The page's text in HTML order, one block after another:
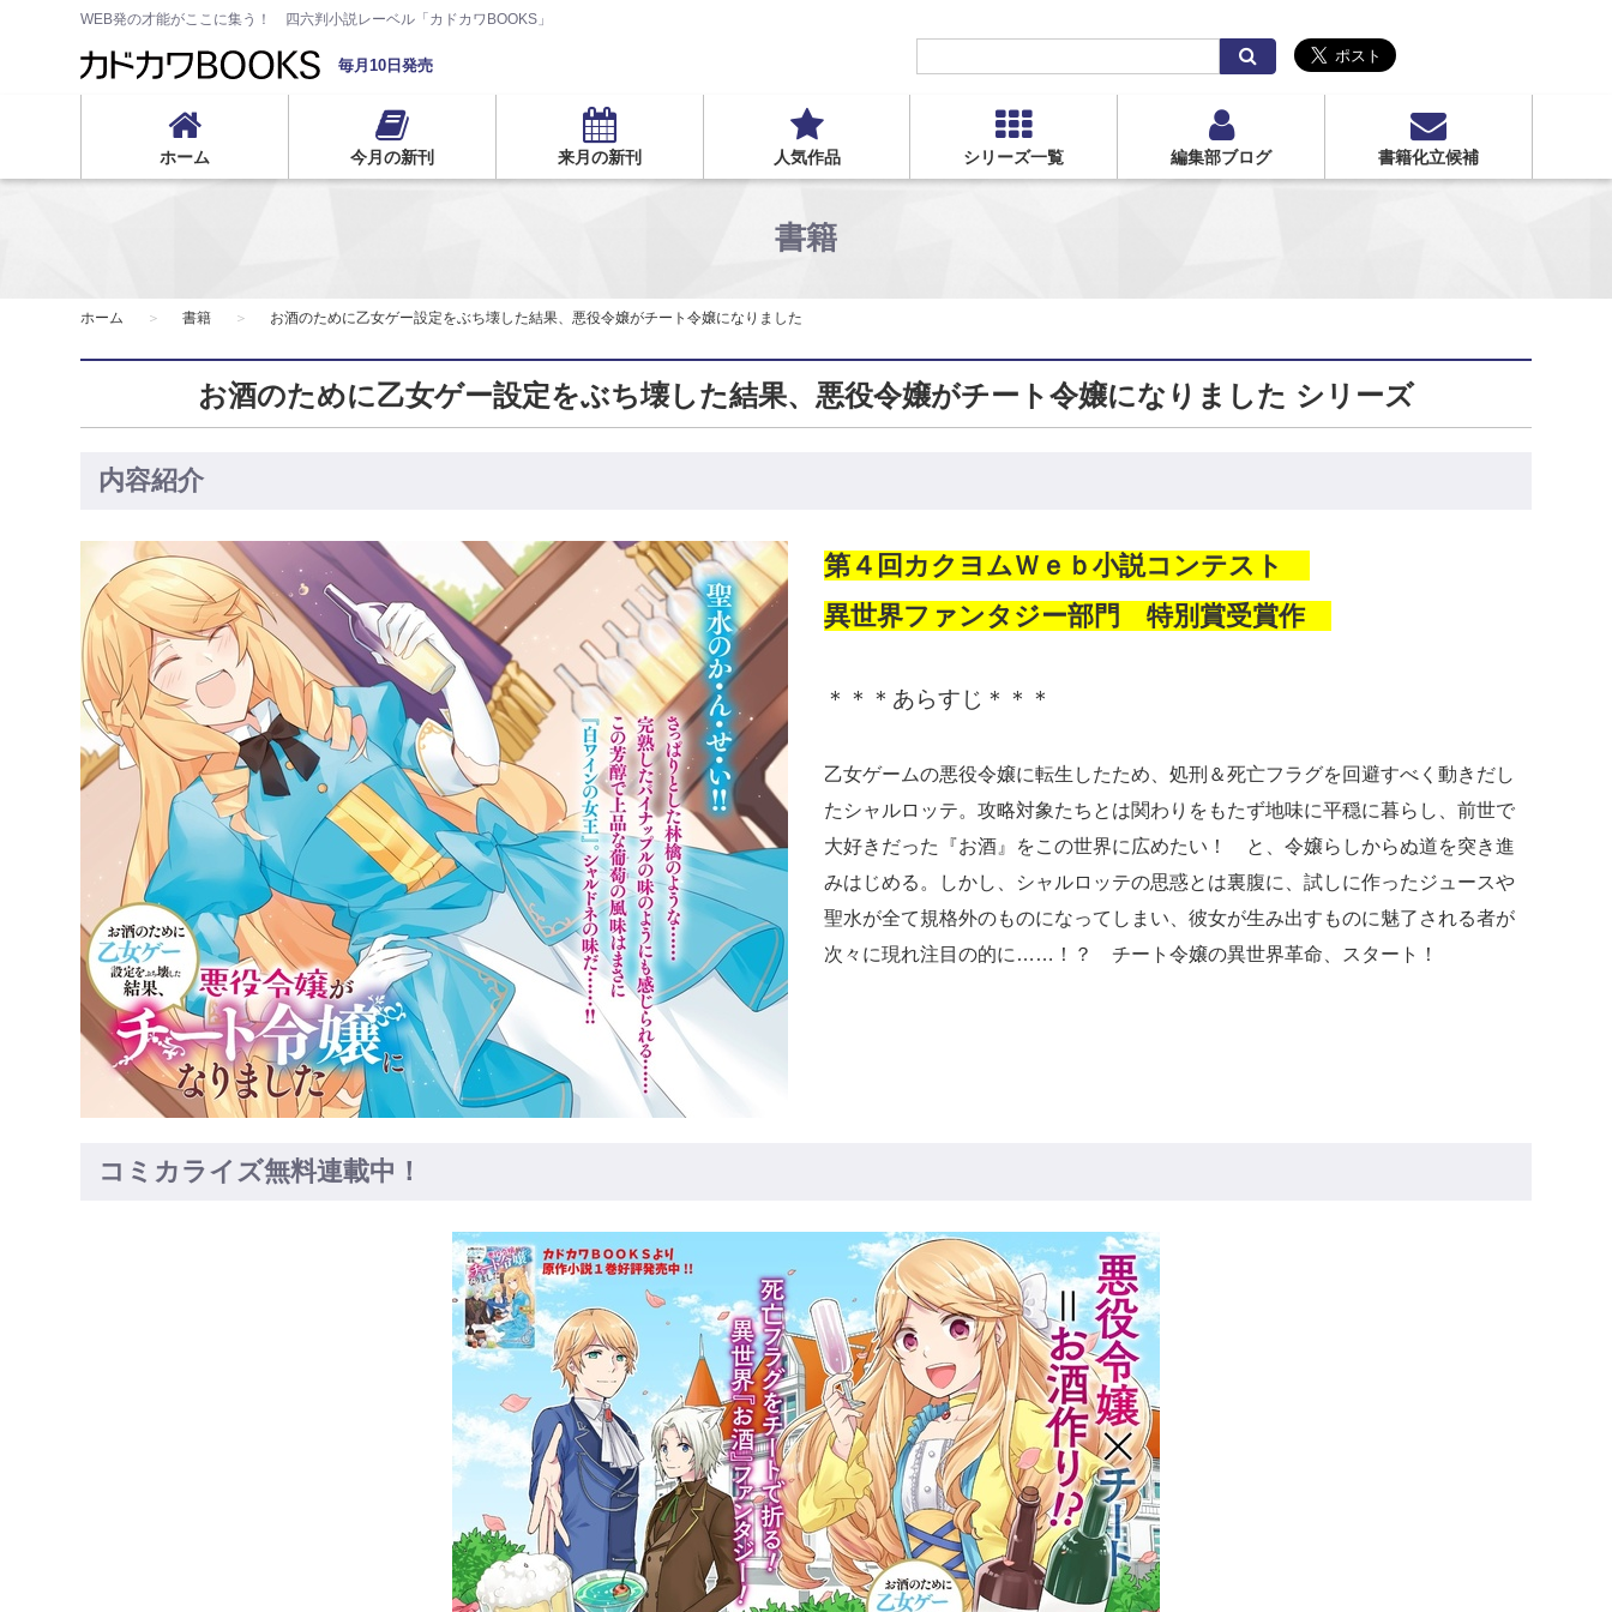
WEB発の才能がここに集う！ 四六判小説レーベル「カドカワBOOKS」
毎月10日発売
索
ホーム 今月の新刊 来月の新刊 人気作品 シリーズ一覧 編集部ブログ 書籍化立候補
書籍
ホーム 書籍 お酒のために乙女ゲー設定をぶち壊した結果、悪役令嬢がチート令嬢になりました
お酒のために乙女ゲー設定をぶち壊した結果、悪役令嬢がチート令嬢になりました シリーズ
内容紹介
第４回カクヨムＷｅｂ小説コンテスト
異世界ファンタジー部門 特別賞受賞作
＊＊＊あらすじ＊＊＊
乙女ゲームの悪役令嬢に転生したため、処刑＆死亡フラグを回避すべく動きだし
たシャルロッテ。攻略対象たちとは関わりをもたず地味に平穏に暮らし、前世で
大好きだった『お酒』をこの世界に広めたい！ と、令嬢らしからぬ道を突き進
みはじめる。しかし、シャルロッテの思惑とは裏腹に、試しに作ったジュースや
聖水が全て規格外のものになってしまい、彼女が生み出すものに魅了される者が
次々に現れ注目の的に……！？ チート令嬢の異世界革命、スタート！
コミカライズ無料連載中！